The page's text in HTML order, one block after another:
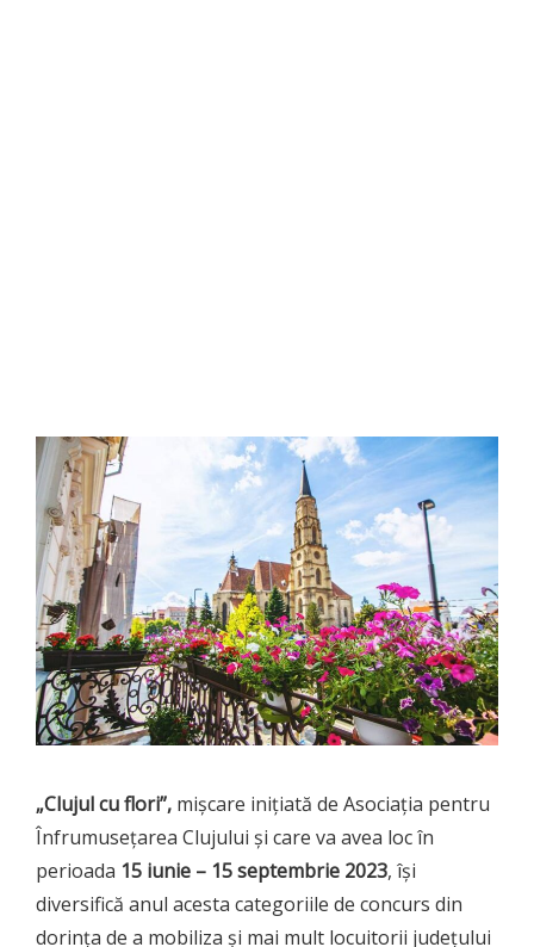
„Clujul cu flori”, mișcare inițiată de Asociația pentru
Înfrumusețarea Clujului și care va avea loc în
perioada 15 iunie – 15 septembrie 2023, își
diversifică anul acesta categoriile de concurs din
dorința de a mobiliza și mai mult locuitorii județului